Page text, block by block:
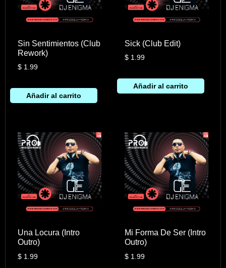
Sin Sentimientos (Club
Rework)
$1.99
Añadir al carrito
Sick (Club Edit)
$ 1.99
Añadir al carrito
Una Locura (Intro
Outro)
$1.99
Mi Forma De Ser (Intro
Outro)
$ 1.99